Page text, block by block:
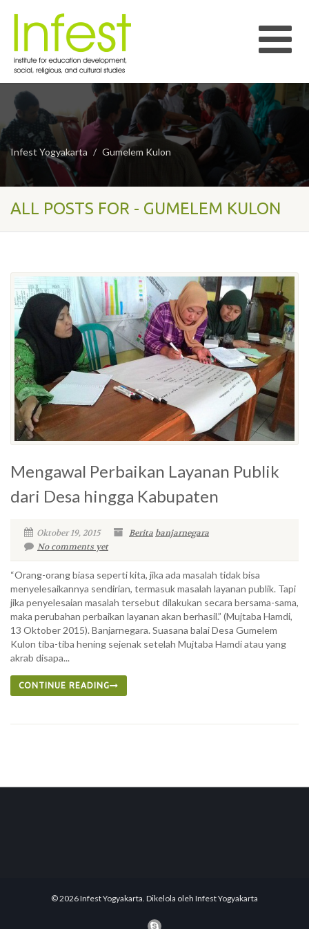
Infest Yogyakarta Gumelem Kulon
ALL POSTS FOR - GUMELEM KULON
Mengawal Perbaikan Layanan Publik
dari Desa hingga Kabupaten
Oktober 19, 2015 Berita banjarnegara
No comments yet
“Orang-orang biasa seperti kita, jika ada masalah tidak bisa
menyelesaikannya sendirian, termasuk masalah layanan publik. Tapi
jika penyelesaian masalah tersebut dilakukan secara bersama-sama,
maka perubahan perbaikan layanan akan berhasil.” (Mujtaba Hamdi,
13 Oktober 2015). Banjarnegara. Suasana balai Desa Gumelem
Kulon tiba-tiba hening sejenak setelah Mujtaba Hamdi atau yang
akrab disapa...
CONTINUE READING
© 2026 Infest Yogyakarta. Dikelola oleh Infest Yogyakarta